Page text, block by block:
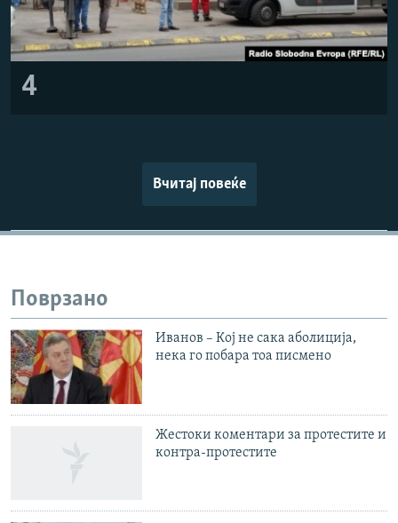
4
Вчитај повеќе
Поврзано
Иванов – Кој не сака аболиција,
нека го побара тоа писмено
Жестоки коментари за протестите и
контра-протестите